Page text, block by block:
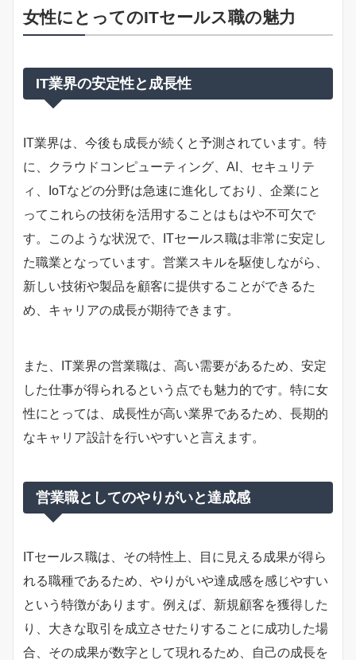
女性にとってのITセールス職の魅力
IT業界の安定性と成長性
IT業界は、今後も成長が続くと予測されています。特
に、クラウドコンピューティング、AI、セキュリテ
ィ、IoTなどの分野は急速に進化しており、企業にと
ってこれらの技術を活用することはもはや不可欠で
す。このような状況で、ITセールス職は非常に安定し
た職業となっています。営業スキルを駆使しながら、
新しい技術や製品を顧客に提供することができるた
め、キャリアの成長が期待できます。
また、IT業界の営業職は、高い需要があるため、安定
した仕事が得られるという点でも魅力的です。特に女
性にとっては、成長性が高い業界であるため、長期的
なキャリア設計を行いやすいと言えます。
営業職としてのやりがいと達成感
ITセールス職は、その特性上、目に見える成果が得ら
れる職種であるため、やりがいや達成感を感じやすい
という特徴があります。例えば、新規顧客を獲得した
り、大きな取引を成立させたりすることに成功した場
合、その成果が数字として現れるため、自己の成長を